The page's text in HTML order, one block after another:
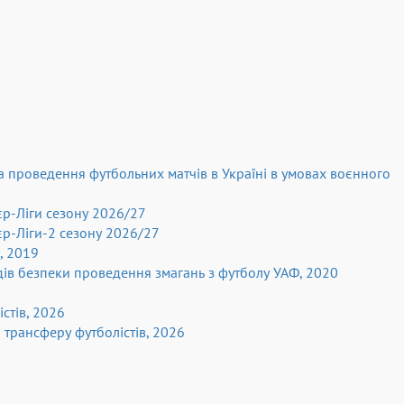
проведення футбольних матчів в Україні в умовах воєнного
Ліги сезону 2026/27
Ліги-2 сезону 2026/27
2019
безпеки проведення змагань з футболу УАФ, 2020
2026
футболістів, 2026